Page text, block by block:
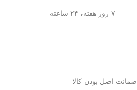
۷ روز هفته، ۲۴ ساعته
ضمانت اصل بودن کالا